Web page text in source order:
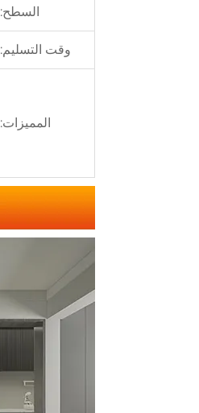
السطح:
وقت التسليم:
المميزات: